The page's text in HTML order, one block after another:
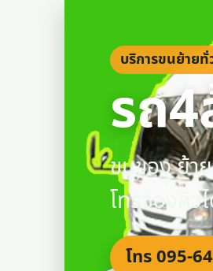
บริการขนย้าย
รถ
ขนของ ย้า
โทรจองคิว
โทร 095-